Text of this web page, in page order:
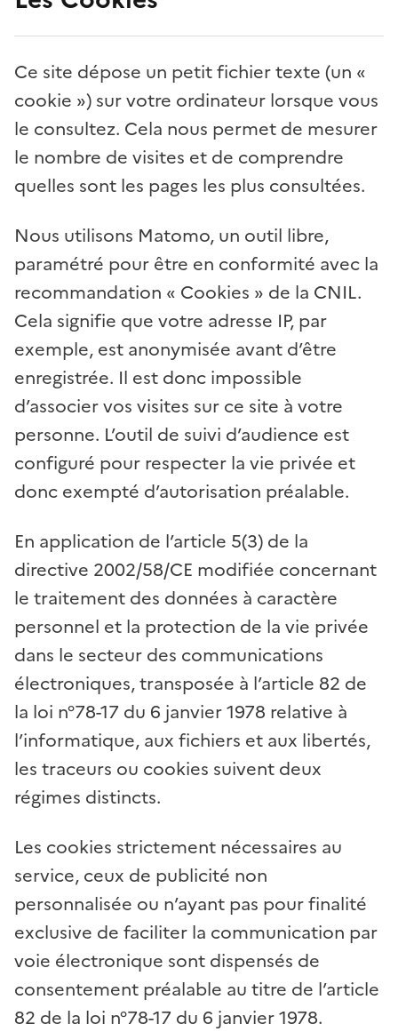
Ce site dépose un petit fichier texte (un «
cookie ») sur votre ordinateur lorsque vous
le consultez. Cela nous permet de mesurer
le nombre de visites et de comprendre
quelles sont les pages les plus consultées.
Nous utilisons Matomo, un outil libre,
paramétré pour être en conformité avec la
recommandation « Cookies » de la CNIL.
Cela signifie que votre adresse IP, par
exemple, est anonymisée avant d’être
enregistrée. Il est donc impossible
d’associer vos visites sur ce site à votre
personne. L’outil de suivi d’audience est
configuré pour respecter la vie privée et
donc exempté d’autorisation préalable.
En application de l’article 5(3) de la
directive 2002/58/CE modifiée concernant
le traitement des données à caractère
personnel et la protection de la vie privée
dans le secteur des communications
électroniques, transposée à l’article 82 de
la loi n°78-17 du 6 janvier 1978 relative à
l’informatique, aux fichiers et aux libertés,
les traceurs ou cookies suivent deux
régimes distincts.
Les cookies strictement nécessaires au
service, ceux de publicité non
personnalisée ou n’ayant pas pour finalité
exclusive de faciliter la communication par
voie électronique sont dispensés de
consentement préalable au titre de l’article
82 de la loi n°78-17 du 6 janvier 1978.